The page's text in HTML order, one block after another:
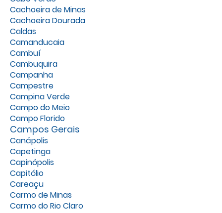
Cachoeira de Minas
Cachoeira Dourada
Caldas
Camanducaia
Cambuí
Cambuquira
Campanha
Campestre
Campina Verde
Campo do Meio
Campo Florido
Campos Gerais
Canápolis
Capetinga
Capinópolis
Capitólio
Careaçu
Carmo de Minas
Carmo do Rio Claro